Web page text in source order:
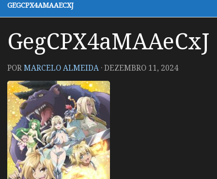
GEGCPX4AMAAECXJ
GegCPX4aMAAeCxJ
PORMARCELO ALMEIDA ·DEZEMBRO 11, 2024